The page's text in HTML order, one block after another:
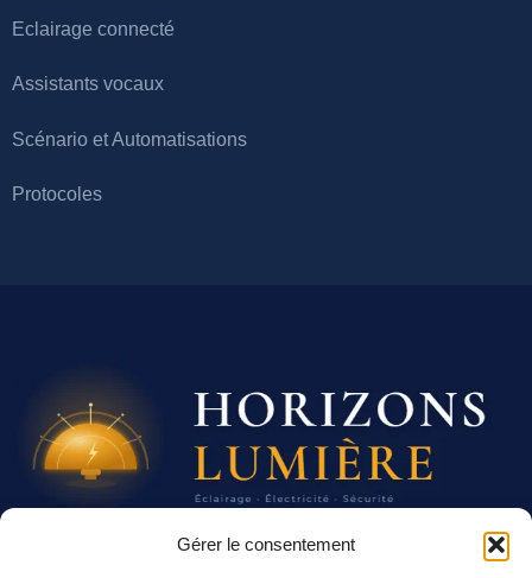
Gérer le consentement
Eclairage connecté
Assistants vocaux
Scénario et Automatisations
Protocoles